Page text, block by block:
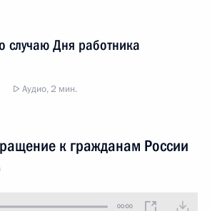
случаю Дня работника
Аудио, 2 мин.
к гражданам России
00:00